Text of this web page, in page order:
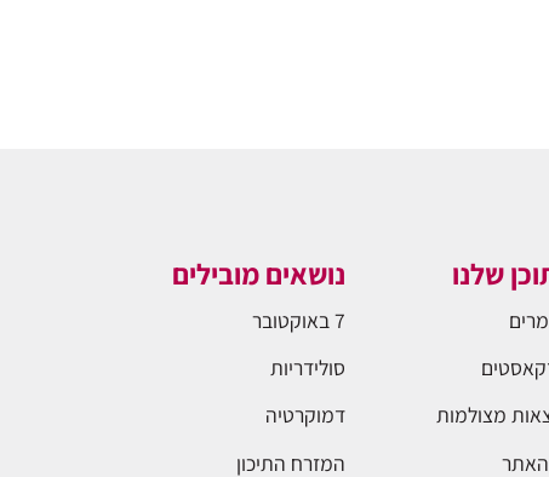
שלנו
מצולמות
נושאים מובילים
7 באוקטובר
סולידריות
דמוקרטיה
המזרח התיכון